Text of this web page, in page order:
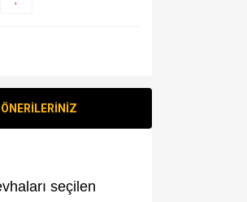
ÖNERİLERİNİZ
seçilen